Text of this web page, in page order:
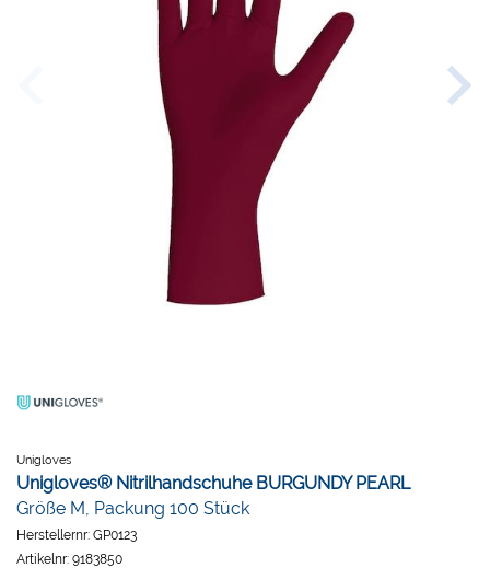
Unigloves
Unigloves® Nitrilhandschuhe BURGUNDY PEARL
Größe M, Packung 100 Stück
Herstellernr: GP0123
Artikelnr: 9183850